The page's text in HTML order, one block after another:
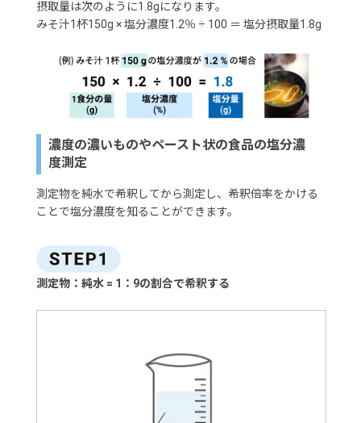
摂取量は次のように1.8gになります。
みそ汁1杯150g × 塩分濃度1.2％ ÷ 100 ＝ 塩分摂取量1.8g
濃度の濃いものやペースト状の食品の塩分濃
度測定
測定物を純水で希釈してから測定し、希釈倍率をかける
ことで塩分濃度を知ることができます。
測定物：純水 = 1：9の割合で希釈する